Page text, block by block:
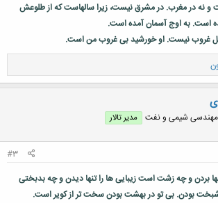
نه در مغرب. در مشرق نیست، زیرا سالهاست که از طلوعش
است. به اوج آسمان آمده است.
غروب نیست. او خورشید بی غروب من است.
مهندسی شیمی و نفت مدیر تالار
#3
بردن و چه زشت است زیبایی ها را تنها دیدن و چه بدبختی
بودن. بی تو در بهشت بودن سخت تر از کویر است.